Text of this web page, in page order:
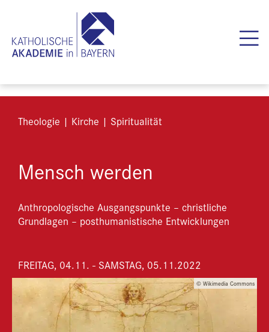
Theologie | Kirche | Spiritualität
Mensch werden
Anthropologische Ausgangspunkte – christliche
Grundlagen – posthumanistische Entwicklungen
FREITAG, 04.11. - SAMSTAG, 05.11.2022
© Wikimedia Commons